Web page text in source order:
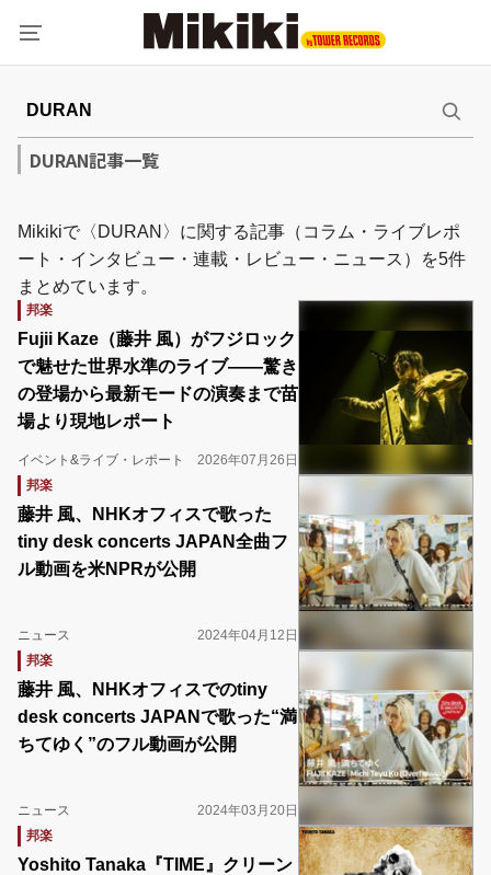
DURAN記事一覧
Mikikiで〈DURAN〉に関する記事（コラム・ライブレポ
ート・インタビュー・連載・レビュー・ニュース）を5件
まとめています。
邦楽
Fujii Kaze（藤井 風）がフジロック
で魅せた世界水準のライブ――驚き
の登場から最新モードの演奏まで苗
場より現地レポート
イベント&ライブ・レポート
2026年07月26日
邦楽
藤井 風、NHKオフィスで歌った
tiny desk concerts JAPAN全曲フ
ル動画を米NPRが公開
ニュース
2024年04月12日
邦楽
藤井 風、NHKオフィスでのtiny
desk concerts JAPANで歌った“満
ちてゆく”のフル動画が公開
ニュース
2024年03月20日
邦楽
Yoshito Tanaka『TIME』クリーン